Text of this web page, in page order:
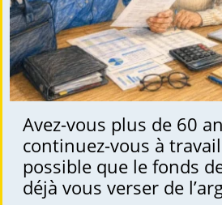
Avez-vous plus de 60
continuez-vous à
possible que le fonds
déjà vous verser de